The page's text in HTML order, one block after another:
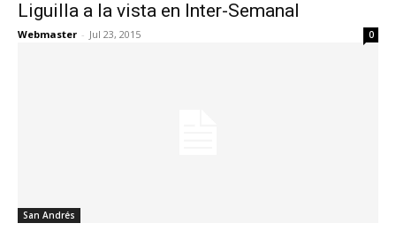
Liguilla a la vista en Inter-Semanal
Webmaster - Jul 23, 2015 0
San Andrés